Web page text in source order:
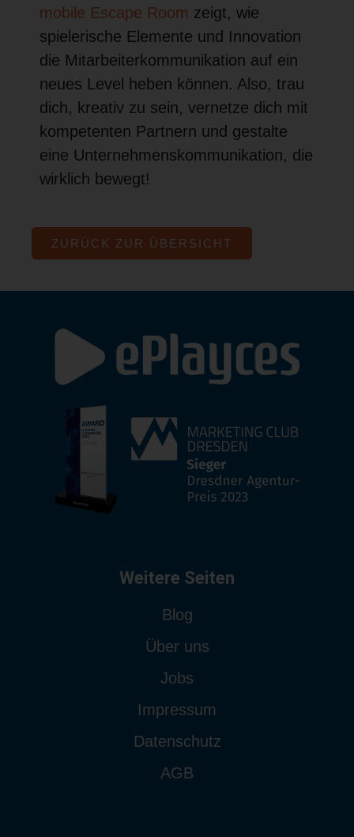
mobile Escape Room zeigt, wie
spielerische Elemente und Innovation
die Mitarbeiterkommunikation auf ein
neues Level heben können. Also, trau
dich, kreativ zu sein, vernetze dich mit
kompetenten Partnern und gestalte
eine Unternehmenskommunikation, die
wirklich bewegt!
ZURÜCK ZUR ÜBERSICHT
Weitere Seiten
Blog
Über uns
Jobs
Impressum
Datenschutz
AGB